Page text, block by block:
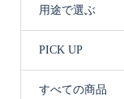
用途で選ぶ
PICK UP
すべての商品